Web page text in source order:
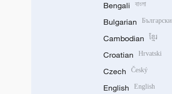
Bengali বাংলা
Bulgarian Български
Cambodian ខ្មែរ
Croatian Hrvatski
Czech Český
English English